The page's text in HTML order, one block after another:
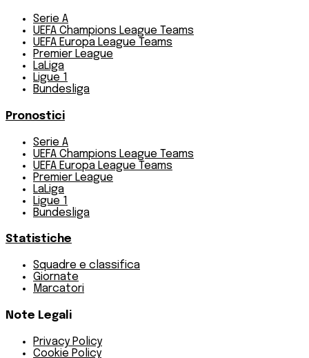
Serie A
UEFA Champions League Teams
UEFA Europa League Teams
Premier League
LaLiga
Ligue 1
Bundesliga
Pronostici
Serie A
UEFA Champions League Teams
UEFA Europa League Teams
Premier League
LaLiga
Ligue 1
Bundesliga
Statistiche
Squadre e classifica
Giornate
Marcatori
Note Legali
Privacy Policy
Cookie Policy